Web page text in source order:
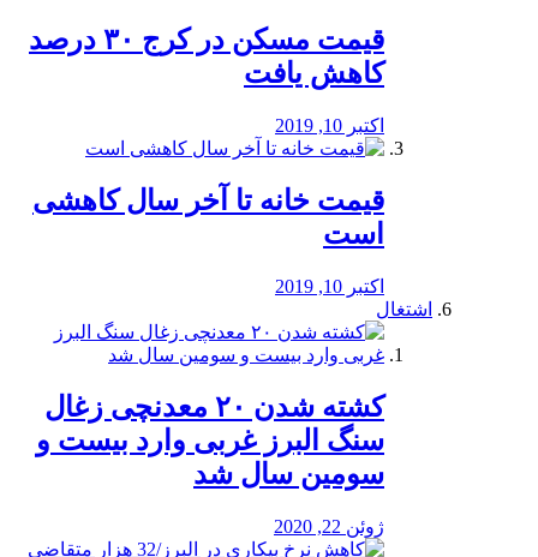
️قیمت مسکن در کرج ۳۰ درصد
کاهش یافت
اکتبر 10, 2019
قیمت خانه تا آخر سال کاهشی
است
اکتبر 10, 2019
اشتغال
کشته شدن ۲۰ معدنچی زغال
سنگ البرز غربی وارد بیست و
سومین سال شد
ژوئن 22, 2020